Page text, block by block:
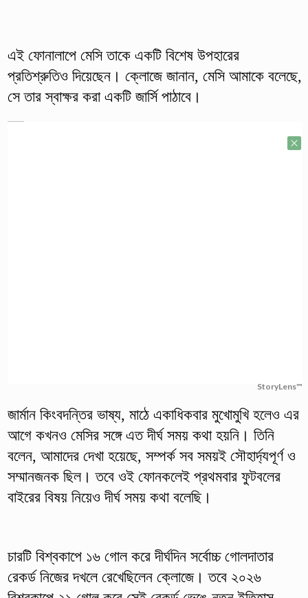
এই ফোনালাপে মেসি তাকে একটি বিশেষ উপহারের
প্রতিশ্রুতিও দিয়েছেন। ক্লোজে জানান, মেসি আমাকে বলেছে,
সে তার স্বাক্ষর করা একটি জার্সি পাঠাবে।
StoryLens™
জার্মান কিংবদন্তির ভাষ্য, মাঠে একাধিকবার মুখোমুখি হলেও এর
আগে কখনও মেসির সঙ্গে এত দীর্ঘ সময় কথা হয়নি। তিনি
বলেন, আমাদের দেখা হয়েছে, সম্পর্ক সব সময়ই সৌহার্দ্যপূর্ণ ও
সম্মানজনক ছিল। তবে ওই ফোনকলেই প্রথমবার ফুটবলের
বাইরের বিষয় নিয়েও দীর্ঘ সময় কথা বলেছি।
চারটি বিশ্বকাপে ১৬ গোল করে দীর্ঘদিন সর্বোচ্চ গোলদাতার
রেকর্ড নিজের দখলে রেখেছিলেন ক্লোজে। তবে ২০২৬